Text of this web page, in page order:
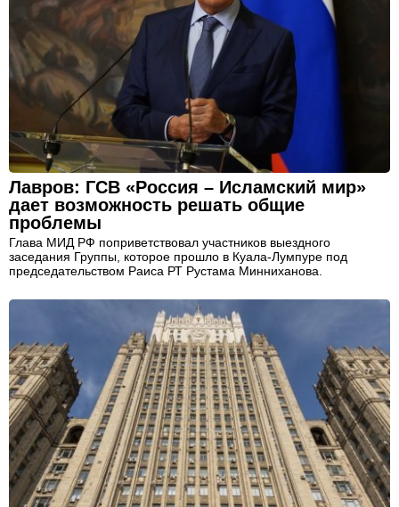
Лавров: ГСВ «Россия – Исламский мир»
дает возможность решать общие
проблемы
Глава МИД РФ поприветствовал участников выездного
заседания Группы, которое прошло в Куала-Лумпуре под
председательством Раиса РТ Рустама Минниханова.